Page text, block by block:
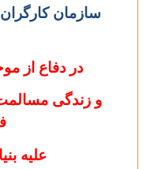
سازمان کارگران
در دفاع از
و زندگی
علیه